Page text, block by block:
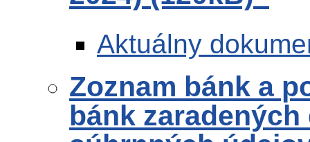
Aktuálny
Zoznam bánk a
bánk